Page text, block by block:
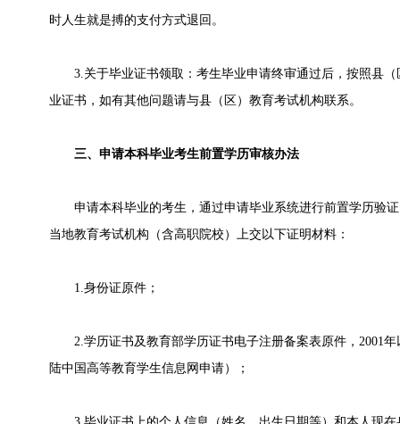
时人生就是搏的支付方式退回。
3.关于毕业证书领取：考生毕业申请终审通过后，按照县（
业证书，如有其他问题请与县（区）教育考试机构联系。
三、申请本科毕业考生前置学历审核办法
申请本科毕业的考生，通过申请毕业系统进行前置学历验证
当地教育考试机构（含高职院校）上交以下证明材料：
1.身份证原件；
2.学历证书及教育部学历证书电子注册备案表原件，2001年
陆中国高等教育学生信息网申请）；